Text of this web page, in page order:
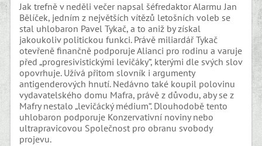
Jak trefně v neděli večer napsal šéfredaktor Alarmu Jan
Bělíček, jedním z největších vítězů letošních voleb se
stal uhlobaron Pavel Tykač, a to aniž by získal
jakoukoliv politickou funkci. Právě miliardář Tykač
otevřeně finančně podporuje Alianci pro rodinu a varuje
před „progresivistickými levičáky“, kterými dle svých slov
opovrhuje. Užívá přitom slovník i argumenty
antigenderových hnutí. Nedávno také koupil polovinu
vydavatelského domu Mafra, právě z důvodu, aby se z
Mafry nestalo „levičácký médium“. Dlouhodobě tento
uhlobaron podporuje Konzervativní noviny nebo
ultrapravicovou Společnost pro obranu svobody
projevu.